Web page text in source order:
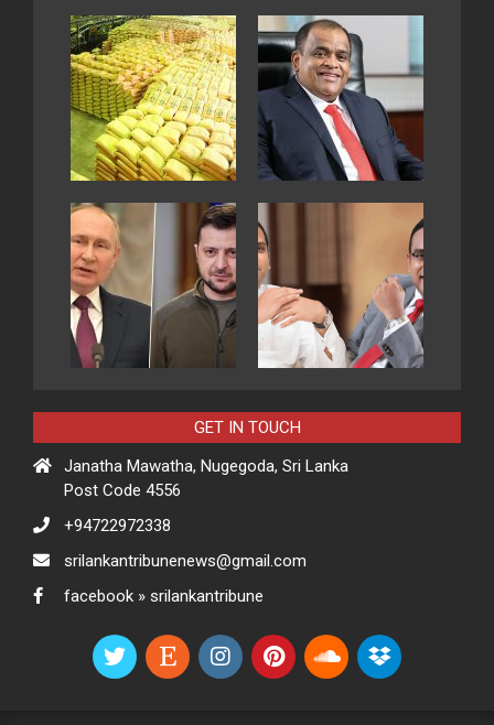
GET IN TOUCH
Janatha Mawatha, Nugegoda, Sri Lanka
Post Code 4556
+94722972338
srilankantribunenews@gmail.com
facebook » srilankantribune